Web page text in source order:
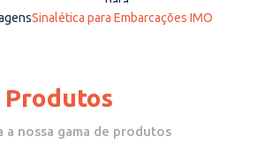
Sinalética para Embarcações IMO
Produtos
a nossa gama de produtos